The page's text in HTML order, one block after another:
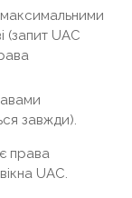
(запит UAC
завжди).
права
UAC.